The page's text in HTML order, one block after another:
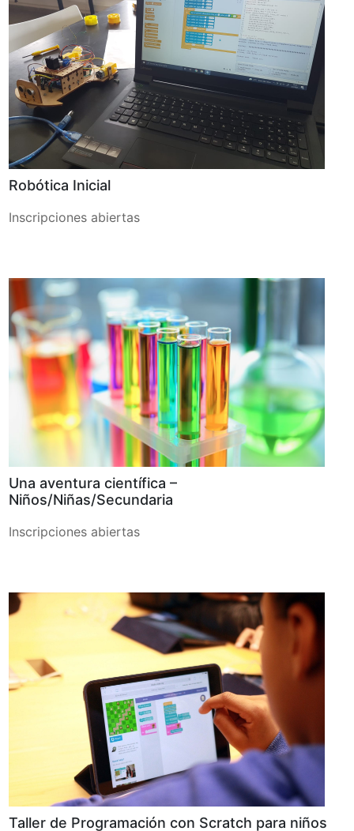
Robótica Inicial
Inscripciones abiertas
Una aventura científica –
Niños/Niñas/Secundaria
Inscripciones abiertas
Taller de Programación con Scratch para niños